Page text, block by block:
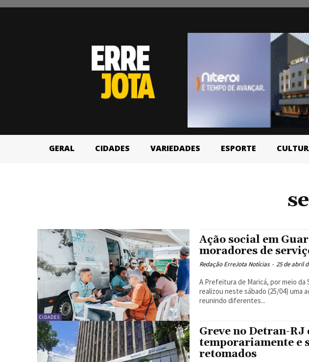
GERAL CIDADES VARIEDADES ESPORTE
CIDADES
Ação social em
moradores de
Redação ErreJota Notícias - 25 de abril
A Prefeitura de Maricá, por meio
realizou neste sábado (25/04) uma
reunindo diferentes...
Greve no Detran-RJ
temporariamente e
retomados